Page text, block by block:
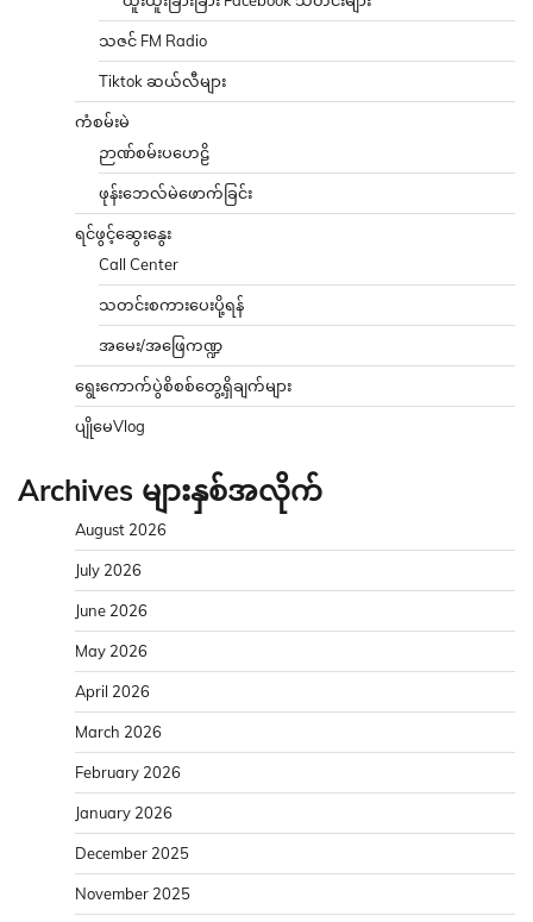
သဇင် FM Radio
Tiktok ဆယ်လီများ
ကံစမ်းမဲ
ဉာဏ်စမ်းပဟေဠိ
ဖုန်းဘေလ်မဲဖောက်ခြင်း
ရင်ဖွင့်ဆွေးနွေး
Call Center
သတင်းစကားပေးပို့ရန်
အမေး/အဖြေကဏ္ဍ
ရွေးကောက်ပွဲစိစစ်တွေ့ရှိချက်များ
ပျိုမေVlog
Archives များနှစ်အလိုက်
August 2026
July 2026
June 2026
May 2026
April 2026
March 2026
February 2026
January 2026
December 2025
November 2025